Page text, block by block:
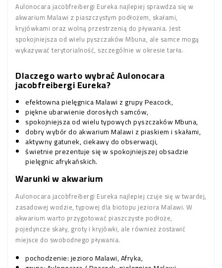
Aulonocara jacobfreibergi Eureka najlepiej sprawdza się w
akwarium Malawi z piaszczystym podłożem, skałami,
kryjówkami oraz wolną przestrzenią do pływania. Jest
spokojniejsza od wielu pyszczaków Mbuna, ale samce mogą
wykazywać terytorialność, szczególnie w okresie tarła.
Dlaczego warto wybrać Aulonocara
jacobfreibergi Eureka?
efektowna pielęgnica Malawi z grupy Peacock,
piękne ubarwienie dorosłych samców,
spokojniejsza od wielu typowych pyszczaków Mbuna,
dobry wybór do akwarium Malawi z piaskiem i skałami,
aktywny gatunek, ciekawy do obserwacji,
świetnie prezentuje się w spokojniejszej obsadzie
pielęgnic afrykańskich.
Warunki w akwarium
Aulonocara jacobfreibergi Eureka najlepiej czuje się w twardej,
zasadowej wodzie, typowej dla biotopu jeziora Malawi. W
akwarium warto przygotować piaszczyste podłoże,
pojedyncze skały, groty i kryjówki, ale również zostawić
miejsce do swobodnego pływania.
pochodzenie: jezioro Malawi, Afryka,